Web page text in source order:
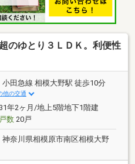
他のローンを組んでいるけど
記までご連絡ください。
のゆとり３ＬＤＫ。利便性
小田急線 相模大野駅 徒歩10分
他の交通
年2ヶ月/地上5階地下1階建
数20戸
神奈川県相模原市南区相模大野